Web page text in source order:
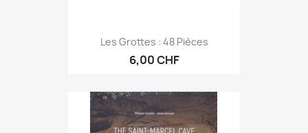
Les Grottes : 48 Pièces
6,00 CHF